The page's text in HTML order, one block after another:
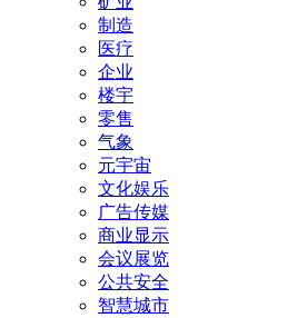
制造
医疗
企业
楼宇
零售
气象
元宇宙
文化娱乐
广告传媒
商业显示
会议展览
公共安全
智慧城市